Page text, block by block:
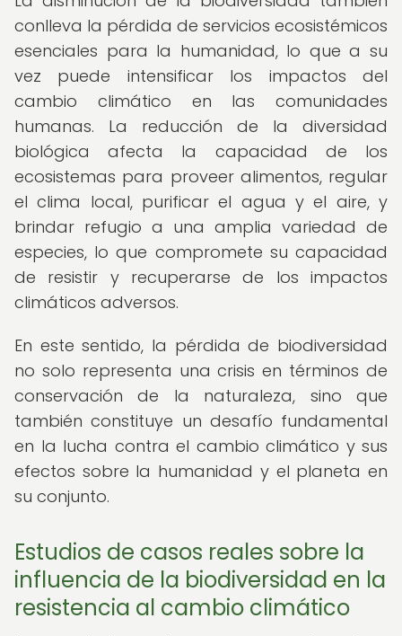
conlleva la pérdida de servicios ecosistémicos
esenciales para la humanidad, lo que a su
vez puede intensificar los impactos del
cambio climático en las comunidades
humanas. La reducción de la diversidad
biológica afecta la capacidad de los
ecosistemas para proveer alimentos, regular
el clima local, purificar el agua y el aire, y
brindar refugio a una amplia variedad de
especies, lo que compromete su capacidad
de resistir y recuperarse de los impactos
climáticos adversos.
En este sentido, la pérdida de biodiversidad
no solo representa una crisis en términos de
conservación de la naturaleza, sino que
también constituye un desafío fundamental
en la lucha contra el cambio climático y sus
efectos sobre la humanidad y el planeta en
su conjunto.
Estudios de casos reales sobre la
influencia de la biodiversidad en la
resistencia al cambio climático